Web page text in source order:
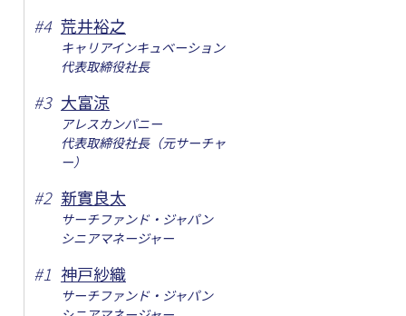
#4 荒井裕之
キャリアインキュベーション
代表取締役社長
#3 大富涼
アレスカンパニー
代表取締役社長（元サーチャ
ー）
#2 新實良太
サーチファンド・ジャパン
シニアマネージャー
#1 神戸紗織
サーチファンド・ジャパン